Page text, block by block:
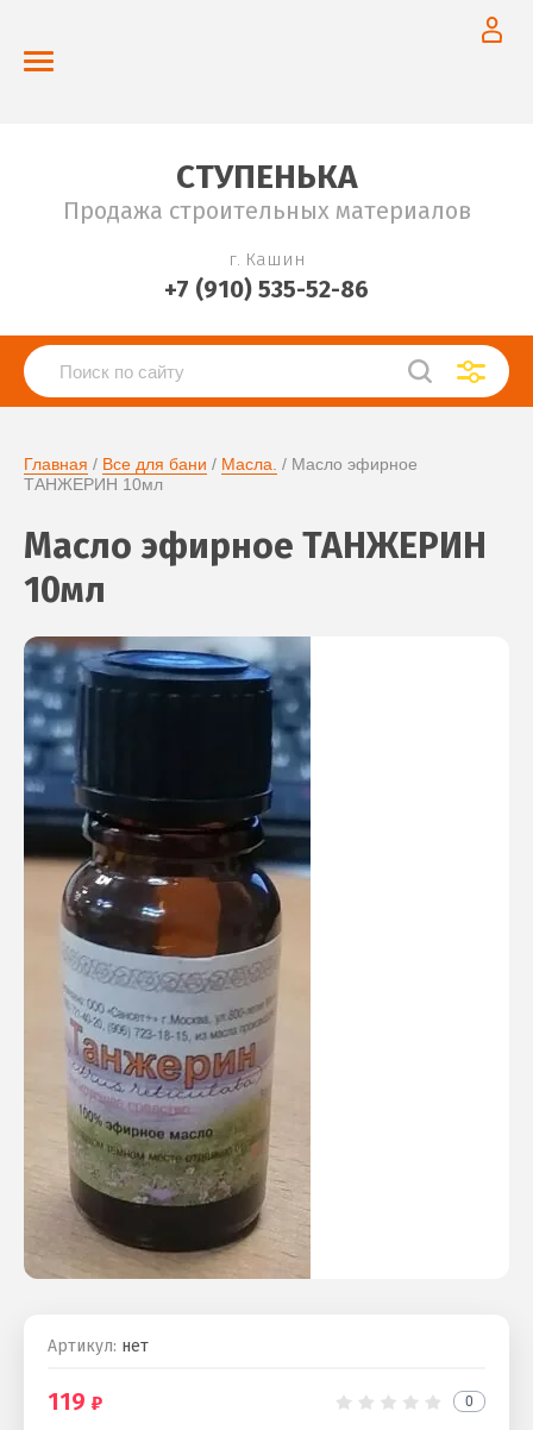
СТУПЕНЬКА
Продажа строительных материалов
г. Кашин
+7 (910) 535-52-86
Главная / Все для бани / Масла. / Масло эфирное
ТАНЖЕРИН 10мл
Масло эфирное ТАНЖЕРИН
10мл
Артикул: нет
119 0